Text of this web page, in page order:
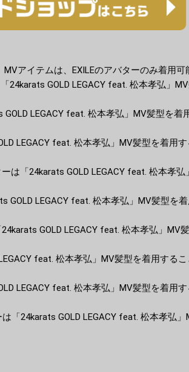
アイテムは、EXILEのアバターのみ着用可
24karats GOLD LEGACY feat. 松本孝弘」
LEGACY feat. 松本孝弘」MV髪型を着
LEGACY feat. 松本孝弘」MV髪型を着用
は「24karats GOLD LEGACY feat. 松本孝
GOLD LEGACY feat. 松本孝弘」MV髪型を
GOLD LEGACY feat. 松本孝弘」MV
feat. 松本孝弘」MV髪型を着用する
LEGACY feat. 松本孝弘」MV髪型を着用
「24karats GOLD LEGACY feat. 松本孝弘